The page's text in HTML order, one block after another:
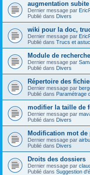
augmentation
Dernier message par
Publié dans Divers
wiki pour la doc,
Dernier message par
Publié dans Trucs et
Module de recherche
Dernier message par
Publié dans Divers
Répertoire des
Dernier message par
Publié dans Paramétrage
modifier la taille de
Dernier message par
Publié dans Divers
Modification mot de
Dernier message par
Publié dans Divers
Droits des dossiers
Dernier message par
Publié dans Suggestion